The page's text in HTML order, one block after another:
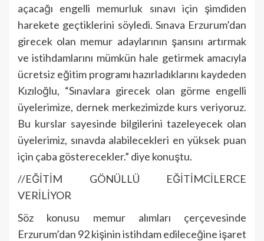
açacağı engelli memurluk sınavı için şimdiden
harekete geçtiklerini söyledi. Sınava Erzurum’dan
girecek olan memur adaylarının şansını artırmak
ve istihdamlarını mümkün hale getirmek amacıyla
ücretsiz eğitim programı hazırladıklarını kaydeden
Kızıloğlu, “Sınavlara girecek olan görme engelli
üyelerimize, dernek merkezimizde kurs veriyoruz.
Bu kurslar sayesinde bilgilerini tazeleyecek olan
üyelerimiz, sınavda alabilecekleri en yüksek puan
için çaba gösterecekler.” diye konuştu.
//EĞİTİM GÖNÜLLÜ EĞİTİMCİLERCE
VERİLİYOR
Söz konusu memur alımları çerçevesinde
Erzurum’dan 92 kişinin istihdam edileceğine işaret